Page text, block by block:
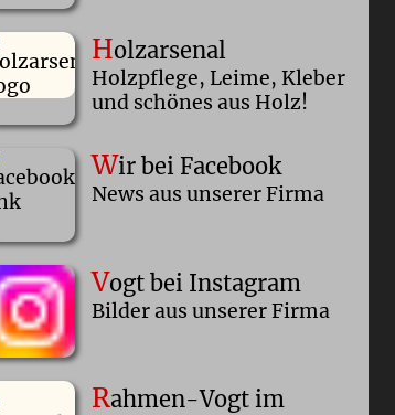
Holzarsenal
Holzpflege, Leime, Kleber
und schönes aus Holz!
Wir bei Facebook
News aus unserer Firma
Vogt bei Instagram
Bilder aus unserer Firma
Rahmen-Vogt im